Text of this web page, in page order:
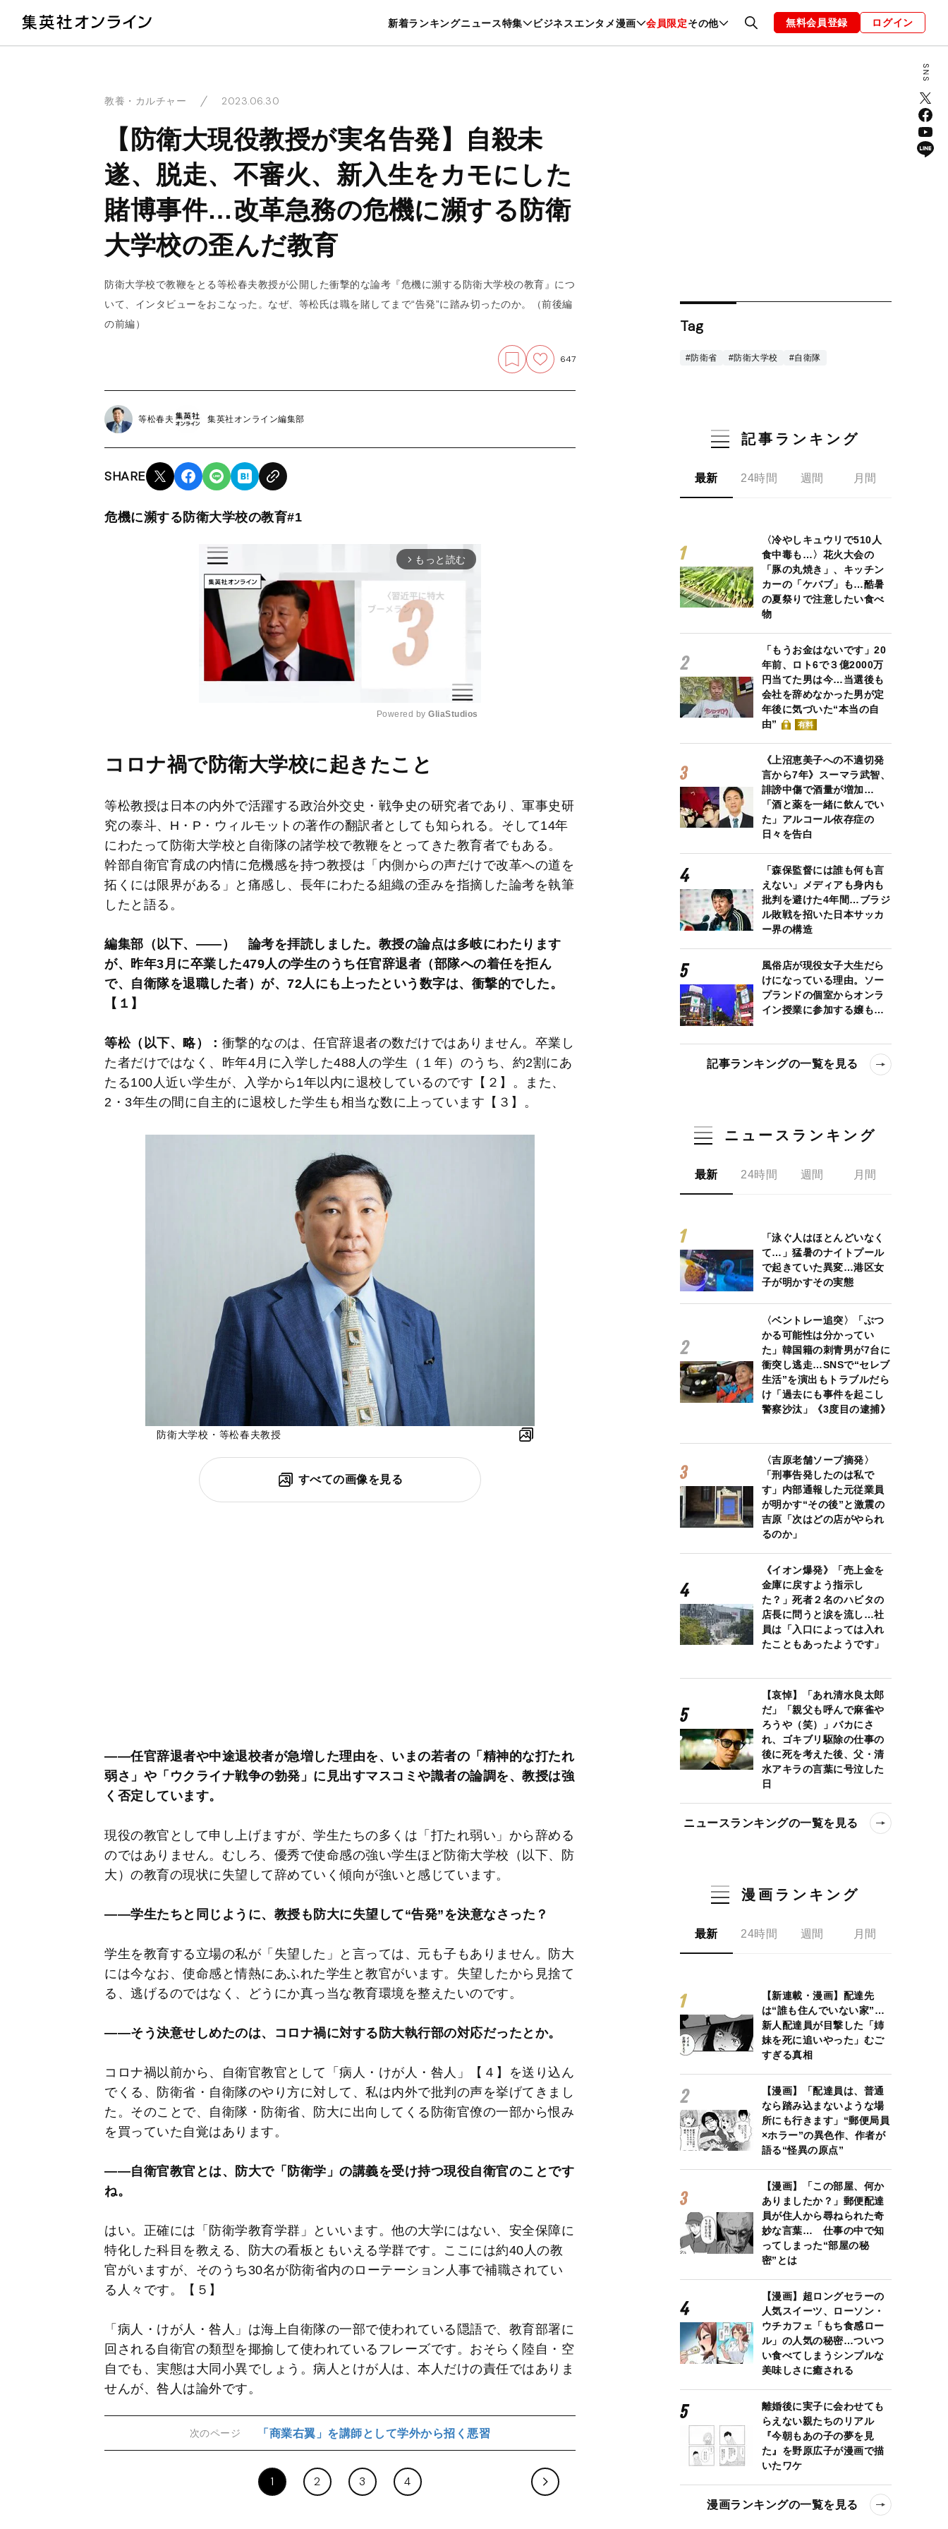
新着ランキングニュース特集 ビジネスエンタメ漫画 会員限定その他
暮らし スポーツ ヘルスケア 美容 グルメ ファッション 恋愛・結婚 編集部 お知らせ
無料会員登録 ログイン
教養・カルチャー 2023.06.30
【防衛大現役教授が実名告発】自殺未
遂、脱走、不審火、新入生をカモにした
賭博事件…改革急務の危機に瀕する防衛
大学校の歪んだ教育
防衛大学校で教鞭をとる等松春夫教授が公開した衝撃的な論考『危機に瀕する防衛大学校の教育』につ
いて、インタビューをおこなった。なぜ、等松氏は職を賭してまで“告発”に踏み切ったのか。（前後編
の前編）
647
等松春夫 集英社オンライン編集部
SHARE
危機に瀕する防衛大学校の教育#1
arrow_forward_ios もっと読む
u
e
Powered by GliaStudios
コロナ禍で防衛大学校に起きたこと
等松教授は日本の内外で活躍する政治外交史・戦争史の研究者であり、軍事史研
究の泰斗、H・P・ウィルモットの著作の翻訳者としても知られる。そして14年
にわたって防衛大学校と自衛隊の諸学校で教鞭をとってきた教育者でもある。
幹部自衛官育成の内情に危機感を持つ教授は「内側からの声だけで改革への道を
拓くには限界がある」と痛感し、長年にわたる組織の歪みを指摘した論考を執筆
したと語る。
編集部（以下、――） 論考を拝読しました。教授の論点は多岐にわたります
が、昨年3月に卒業した479人の学生のうち任官辞退者（部隊への着任を拒ん
で、自衛隊を退職した者）が、72人にも上ったという数字は、衝撃的でした。
【１】
等松（以下、略）： 衝撃的なのは、任官辞退者の数だけではありません。卒業し
た者だけではなく、昨年4月に入学した488人の学生（１年）のうち、約2割にあ
たる100人近い学生が、入学から1年以内に退校しているのです【２】。また、
2・3年生の間に自主的に退校した学生も相当な数に上っています【３】。
防衛大学校・等松春夫教授
すべての画像を見る
――任官辞退者や中途退校者が急増した理由を、いまの若者の「精神的な打たれ
弱さ」や「ウクライナ戦争の勃発」に見出すマスコミや識者の論調を、教授は強
く否定しています。
現役の教官として申し上げますが、学生たちの多くは「打たれ弱い」から辞める
のではありません。むしろ、優秀で使命感の強い学生ほど防衛大学校（以下、防
大）の教育の現状に失望して辞めていく傾向が強いと感じています。
――学生たちと同じように、教授も防大に失望して“告発”を決意なさった？
学生を教育する立場の私が「失望した」と言っては、元も子もありません。防大
には今なお、使命感と情熱にあふれた学生と教官がいます。失望したから見捨て
る、逃げるのではなく、どうにか真っ当な教育環境を整えたいのです。
――そう決意せしめたのは、コロナ禍に対する防大執行部の対応だったとか。
コロナ禍以前から、自衛官教官として「病人・けが人・咎人」【４】を送り込ん
でくる、防衛省・自衛隊のやり方に対して、私は内外で批判の声を挙げてきまし
た。そのことで、自衛隊・防衛省、防大に出向してくる防衛官僚の一部から恨み
を買っていた自覚はあります。
――自衛官教官とは、防大で「防衛学」の講義を受け持つ現役自衛官のことです
ね。
はい。正確には「防衛学教育学群」といいます。他の大学にはない、安全保障に
特化した科目を教える、防大の看板ともいえる学群です。ここには約40人の教
官がいますが、そのうち30名が防衛省内のローテーション人事で補職されてい
る人々です。【５】
「病人・けが人・咎人」は海上自衛隊の一部で使われている隠語で、教育部署に
回される自衛官の類型を揶揄して使われているフレーズです。おそらく陸自・空
自でも、実態は大同小異でしょう。病人とけが人は、本人だけの責任ではありま
せんが、咎人は論外です。
次のページ 「商業右翼」を講師として学外から招く悪習
1 2 3 4
Tag
#防衛省 #防衛大学校 #自衛隊
記事ランキング
最新 24時間 週間 月間
〈冷やしキュウリで510人
食中毒も…〉花火大会の
「豚の丸焼き」、キッチン
カーの「ケバブ」も…酷暑
の夏祭りで注意したい食べ
物
「もうお金はないです」20
年前、ロト6で３億2000万
円当てた男は今…当選後も
会社を辞めなかった男が定
年後に気づいた“本当の自
由”
有料
《上沼恵美子への不適切発
言から7年》スーマラ武智、
誹謗中傷で酒量が増加…
「酒と薬を一緒に飲んでい
た」アルコール依存症の
日々を告白
「森保監督には誰も何も言
えない」メディアも身内も
批判を避けた4年間…ブラジ
ル敗戦を招いた日本サッカ
ー界の構造
風俗店が現役女子大生だら
けになっている理由。ソー
プランドの個室からオンラ
イン授業に参加する嬢も…
記事ランキングの一覧を見る
ニュースランキング
最新 24時間 週間 月間
「泳ぐ人はほとんどいなく
て…」猛暑のナイトプール
で起きていた異変…港区女
子が明かすその実態
〈ベントレー追突〉「ぶつ
かる可能性は分かってい
た」韓国籍の刺青男が7台に
衝突し逃走…SNSで“セレブ
生活”を演出もトラブルだら
け「過去にも事件を起こし
警察沙汰」《3度目の逮捕》
〈吉原老舗ソープ摘発〉
「刑事告発したのは私で
す」内部通報した元従業員
が明かす“その後”と激震の
吉原「次はどの店がやられ
るのか」
《イオン爆発》「売上金を
金庫に戻すよう指示し
た？」死者２名のハビタの
店長に問うと涙を流し…社
員は「入口によっては入れ
たこともあったようです」
【哀悼】「あれ清水良太郎
だ」「親父も呼んで麻雀や
ろうや（笑）」バカにさ
れ、ゴキブリ駆除の仕事の
後に死を考えた後、父・清
水アキラの言葉に号泣した
日
ニュースランキングの一覧を見る
漫画ランキング
最新 24時間 週間 月間
【新連載・漫画】配達先
は“誰も住んでいない家”…
新人配達員が目撃した「姉
妹を死に追いやった」むご
すぎる真相
【漫画】「配達員は、普通
なら踏み込まないような場
所にも行きます」“郵便局員
×ホラー”の異色作、作者が
語る“怪異の原点”
【漫画】「この部屋、何か
ありましたか？」郵便配達
員が住人から尋ねられた奇
妙な言葉… 仕事の中で知
ってしまった“部屋の秘
密”とは
【漫画】超ロングセラーの
人気スイーツ、ローソン・
ウチカフェ「もち食感ロー
ル」の人気の秘密…ついつ
い食べてしまうシンプルな
美味しさに癒される
離婚後に実子に会わせても
らえない親たちのリアル
『今朝もあの子の夢を見
た』を野原広子が漫画で描
いたワケ
漫画ランキングの一覧を見る